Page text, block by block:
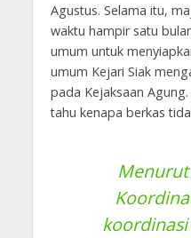
Agustus. Selama itu,
waktu hampir satu
umum untuk
umum Kejari Siak
pada Kejaksaan
tahu kenapa berkas
Menurut